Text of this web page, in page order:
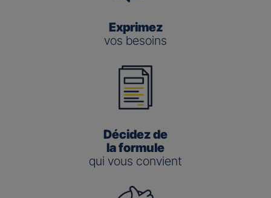
Exprimez
vos besoins
Décidez de
la formule
qui vous convient